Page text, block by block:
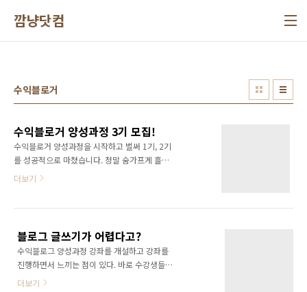
깜냥닷컴
수익블로거
수익블로거 양성과정 3기 모집!
수익블로거 양성과정을 시작하고 벌써 1기, 2기
를 성공적으로 마쳤습니다. 정말 숨가프게 흘러
간 시간이었습니다. 이번에 또다시 여세를 몰아
방문자를 모으는 방법, 수익을 낼 수 있는 다양한
방법은 전수합니다. 책의 공저자중 한명인 저 깜
냥 윤상진도 강의를 진행합니다. 저도 강의를 통
해 새로운 것을 많이 배우고 있는데요, 블로그에
더보기
블로그 글쓰기가 어렵다고?
수익블로그 양성과정 강좌를 개설하고 강좌를
진행하면서 느끼는 점이 있다. 바로 수강생들이
블로그에 글 쓰는 것을 너무 어렵게 생각한다는
더보기